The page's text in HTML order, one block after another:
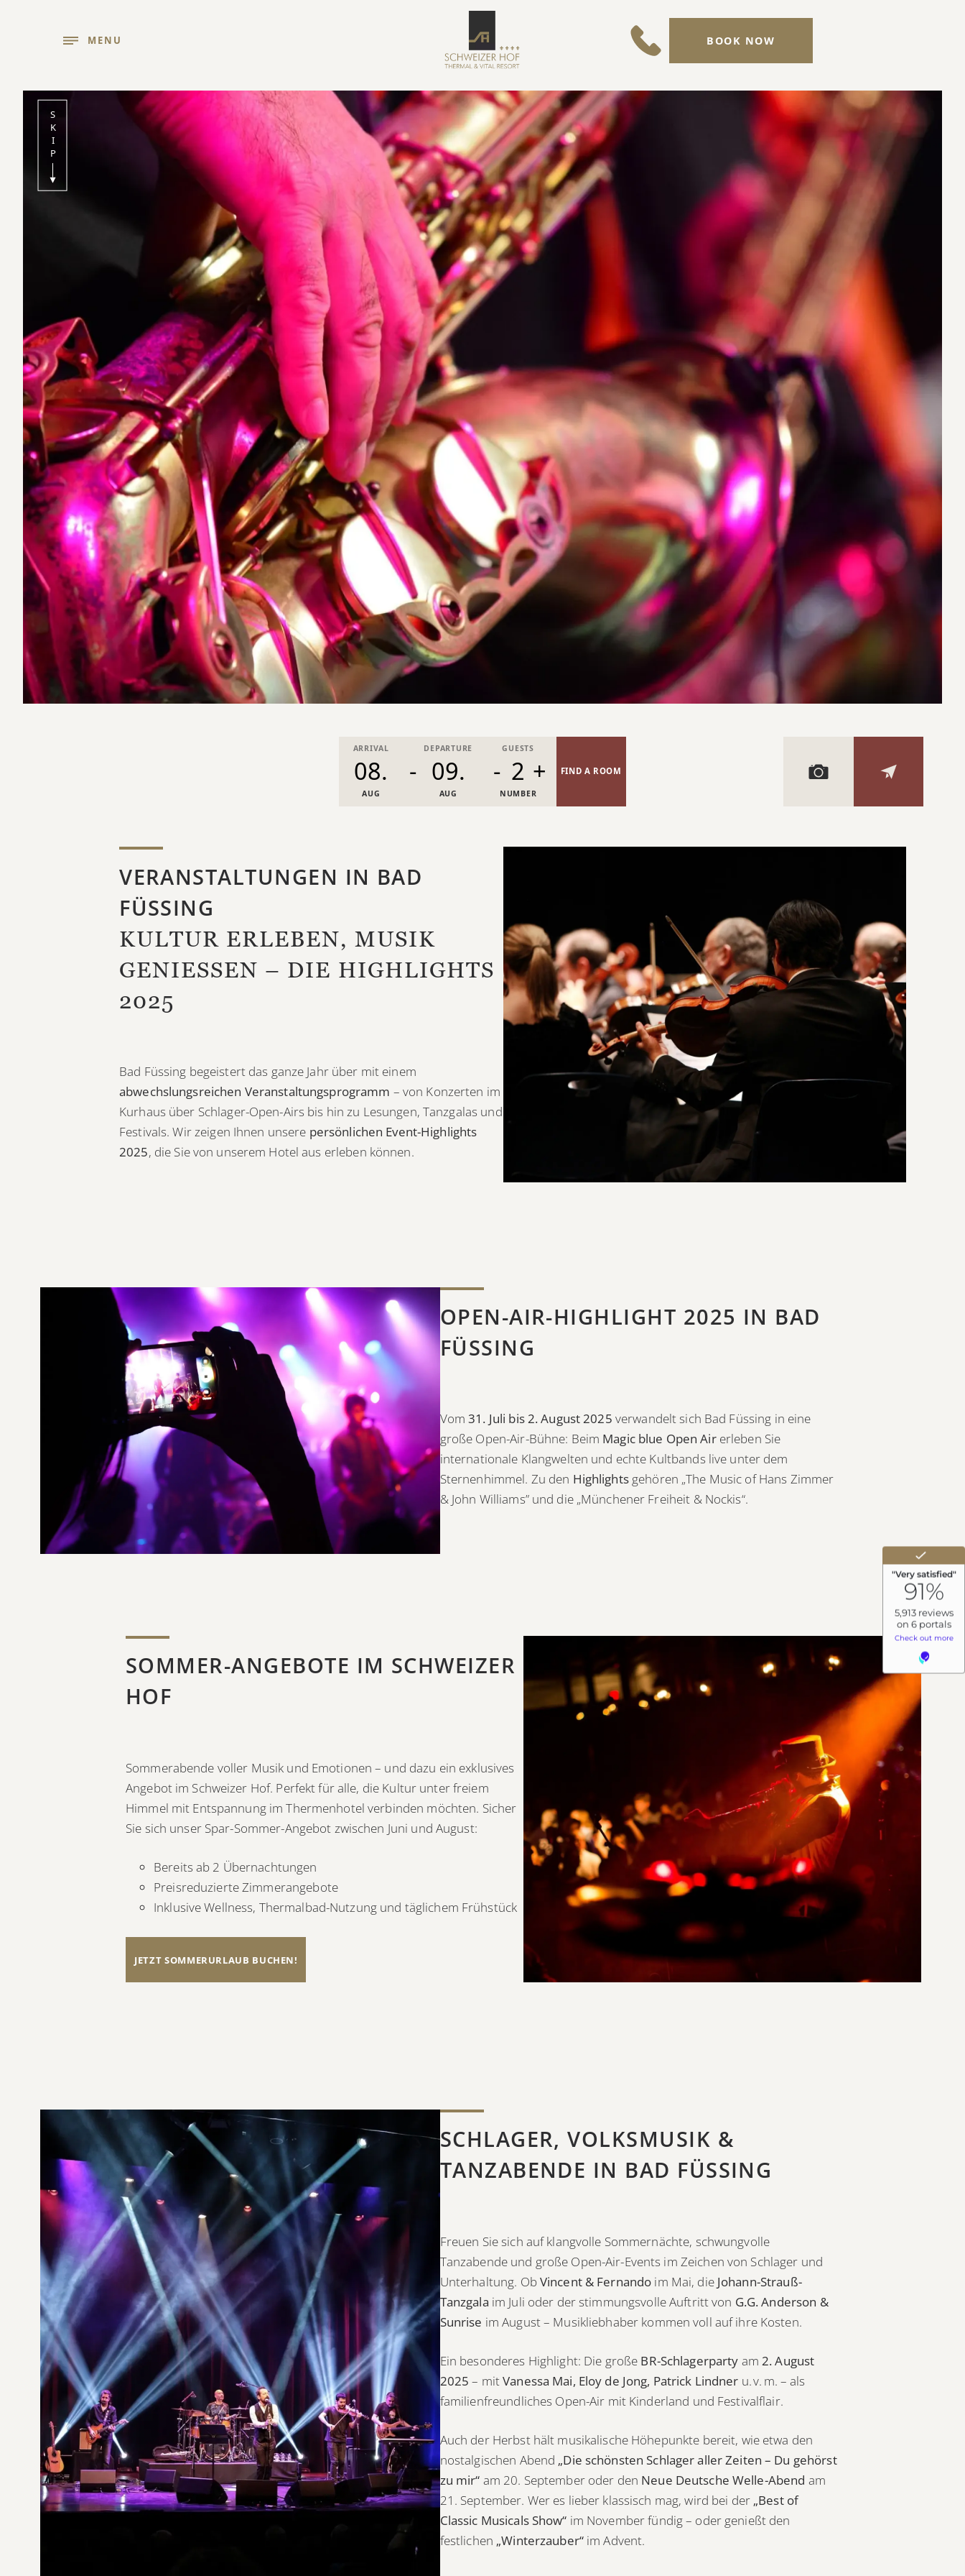
MENU BOOK NOW
SKIP
ARRIVAL
AUG
-
DEPARTURE
AUG
GUESTS
- 2 +
NUMBER
FIND A ROOM
VERANSTALTUNGEN IN BAD
FÜSSING
KULTUR ERLEBEN, MUSIK
GENIESSEN – DIE HIGHLIGHTS 2
025
Bad Füssing begeistert das ganze Jahr über mit einem
abwechslungsreichen Veranstaltungsprogramm – von Konzerten im
Kurhaus über Schlager-Open-Airs bis hin zu Lesungen, Tanzgalas und
Festivals. Wir zeigen Ihnen unsere persönlichen Event-Highlights
2025, die Sie von unserem Hotel aus erleben können.
OPEN-AIR-HIGHLIGHT 2025 IN BAD
FÜSSING
Vom31. Juli bis 2. August 2025 verwandelt sich Bad Füssing in eine
große Open-Air-Bühne: Beim Magic blue Open Airerleben Sie
internationale Klangwelten und echte Kultbands live unter dem
Sternenhimmel. Zu den Highlightsgehören „The Music of Hans Zimmer
& John Williams” und die „Münchener Freiheit & Nockis“.
SOMMER-ANGEBOTE IM SCHWEIZER
HOF
Sommerabende voller Musik und Emotionen – und dazu ein exklusives
Angebot im Schweizer Hof. Perfekt für alle, die Kultur unter freiem
Himmel mit Entspannung im Thermenhotel verbinden möchten. Sicher
Sie sich unser Spar-Sommer-Angebot zwischen Juni und August:
Bereits ab 2 Übernachtungen
Preisreduzierte Zimmerangebote
Inklusive Wellness, Thermalbad-Nutzung und täglichem Frühstück
JETZT SOMMERURLAUB BUCHEN!
SCHLAGER, VOLKSMUSIK &
TANZABENDE IN BAD FÜSSING
Freuen Sie sich auf klangvolle Sommernächte, schwungvolle
Tanzabende und große Open-Air-Events im Zeichen von Schlager und
Unterhaltung. ObVincent & Fernando im Mai, die Johann-Strauß-
Tanzgala im Juli oder der stimmungsvolle Auftritt von G.G. Anderson &
Sunrise im August – Musikliebhaber kommen voll auf ihre Kosten.
Ein besonderes Highlight: Die große BR-Schlagerparty am 2. August
2025 – mitVanessa Mai, Eloy de Jong, Patrick Lindner u. v. m. – als
familienfreundliches Open-Air mit Kinderland und Festivalflair.
Auch der Herbst hält musikalische Höhepunkte bereit, wie etwa den
nostalgischen Abend „Die schönsten Schlager aller Zeiten – Du gehörst
zu mir“ am 20. September oder den Neue Deutsche Welle-Abend am
21. September. Wer es lieber klassisch mag, wird bei der „Best of
Classic Musicals Show“ im November fündig – oder genießt den
festlichen „Winterzauber“im Advent.